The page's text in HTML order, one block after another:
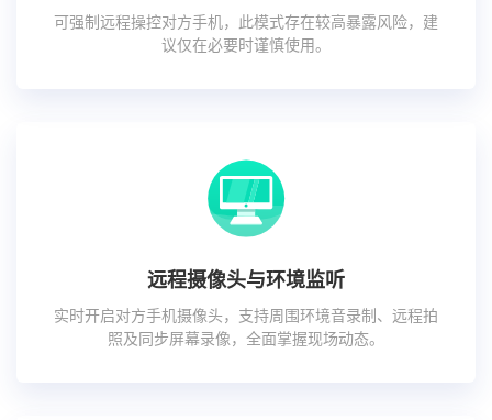
可强制远程操控对方手机，此模式存在较高暴露风险，建
议仅在必要时谨慎使用。
远程摄像头与环境监听
实时开启对方手机摄像头，支持周围环境音录制、远程拍
照及同步屏幕录像，全面掌握现场动态。